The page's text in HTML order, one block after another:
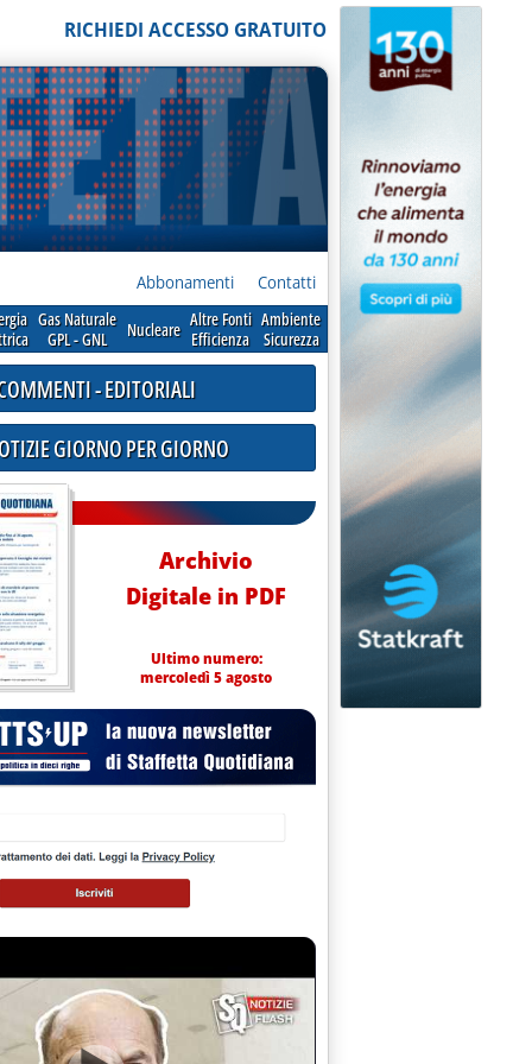
RICHIEDI ACCESSO GRATUITO
Abbonamenti Contatti
Gas Naturale
GPL - GNL
Nucleare Altre Fonti
Efficienza
Ambiente
Sicurezza
IDROCARBURI ALL'ASSEMBLEA DELL'ASSOMINERARIA'
- EDITORIALI
GIORNO PER GIORNO
Archivio
Digitale in PDF
Ultimo numero:
mercoledì 5 agosto